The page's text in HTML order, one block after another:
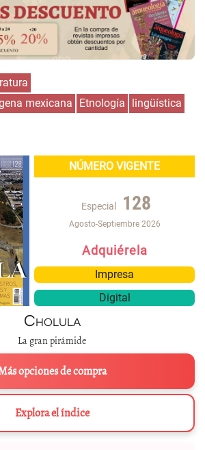
mexicana
Etnología
lingüística
NÚMERO VIGENTE
Especial 128
Agosto-Septiembre 2026
Adquiérela
Impresa
Digital
Cholula
La gran pirámide
opciones de compra
Explora el índice